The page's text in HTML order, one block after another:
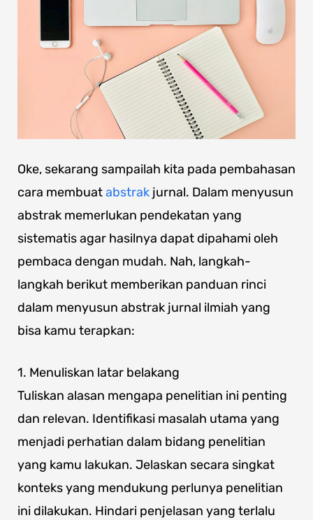
Oke, sekarang sampailah kita pada pembahasan
cara membuatabstrak jurnal. Dalam menyusun
abstrak memerlukan pendekatan yang
sistematis agar hasilnya dapat dipahami oleh
pembaca dengan mudah. Nah, langkah-
langkah berikut memberikan panduan rinci
dalam menyusun abstrak jurnal ilmiah yang
bisa kamu terapkan:
1. Menuliskan latar belakang
Tuliskan alasan mengapa penelitian ini penting
dan relevan. Identifikasi masalah utama yang
menjadi perhatian dalam bidang penelitian
yang kamu lakukan. Jelaskan secara singkat
konteks yang mendukung perlunya penelitian
ini dilakukan. Hindari penjelasan yang terlalu